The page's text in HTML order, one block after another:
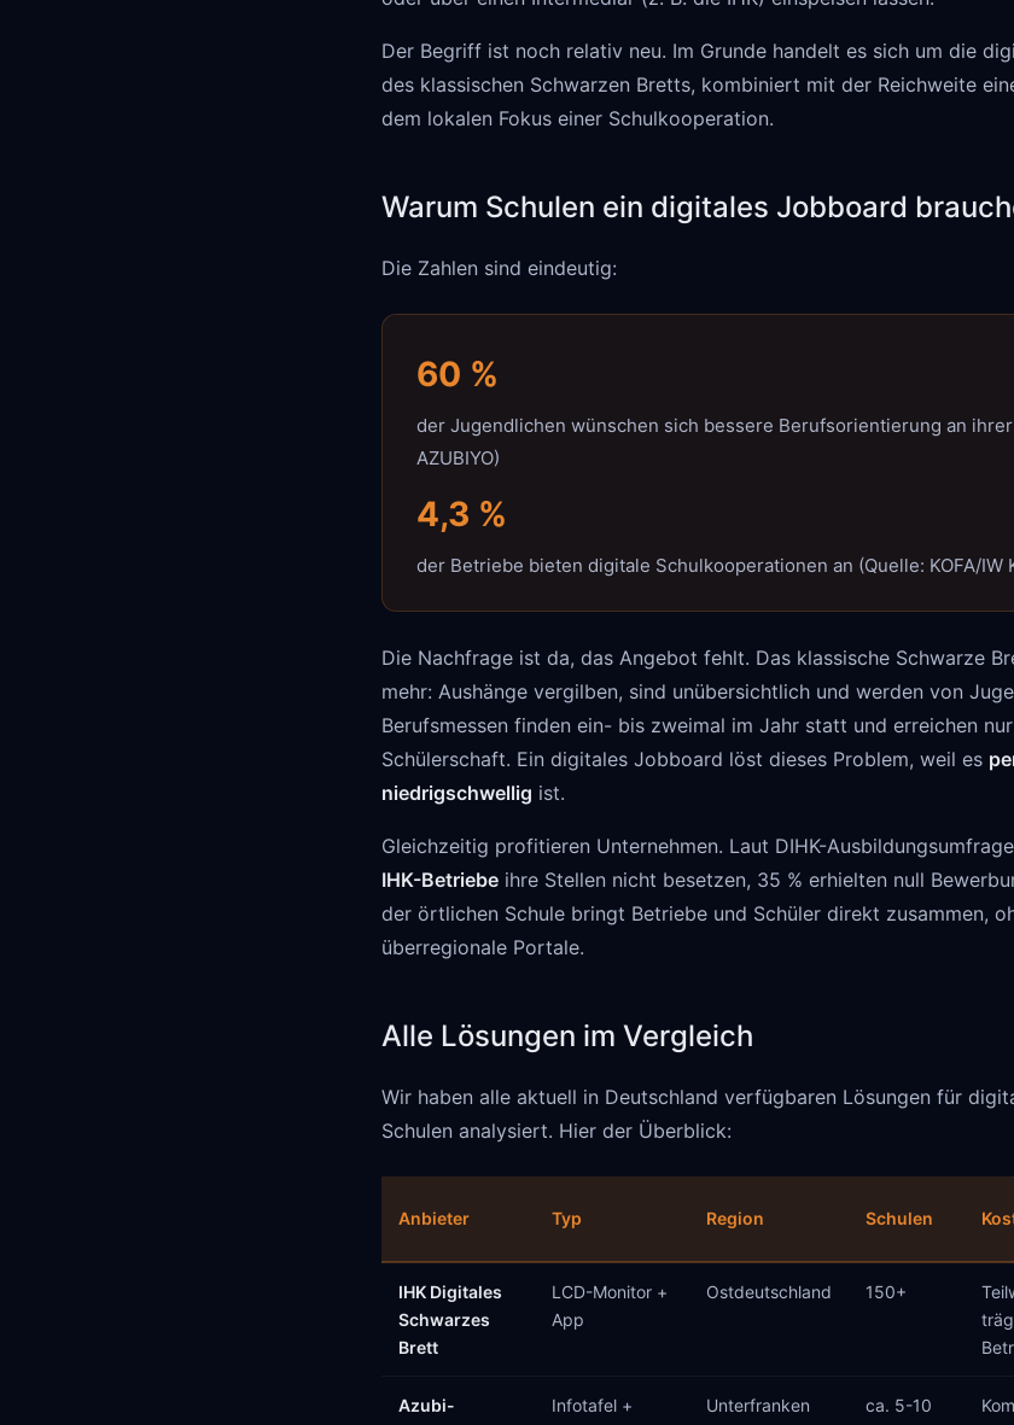
Der Begriff ist noch relativ neu. Im Grunde handelt es sich um die
des klassischen Schwarzen Bretts, kombiniert mit der Reichweite
dem lokalen Fokus einer Schulkooperation.
Warum Schulen ein digitales Jobboard
Die Zahlen sind eindeutig:
60 %
der Jugendlichen wünschen sich bessere Berufsorientierung an
AZUBIYO)
4,3 %
der Betriebe bieten digitale Schulkooperationen an (Quelle: KOFA/IW
Die Nachfrage ist da, das Angebot fehlt. Das klassische Schwarze
mehr: Aushänge vergilben, sind unübersichtlich und werden von
Berufsmessen finden ein- bis zweimal im Jahr statt und erreichen
Schülerschaft. Ein digitales Jobboard löst dieses Problem, weil es
niedrigschwellig ist.
Gleichzeitig profitieren Unternehmen. Laut DIHK-
IHK-Betriebe ihre Stellen nicht besetzen, 35 % erhielten null
der örtlichen Schule bringt Betriebe und Schüler direkt zusammen,
überregionale Portale.
Alle Lösungen im Vergleich
Wir haben alle aktuell in Deutschland verfügbaren Lösungen für
Schulen analysiert. Hier der Überblick:
Anbieter Typ Region Schulen
IHK Digitales
Schwarzes
Brett
LCD-Monitor +
App
Ostdeutschland 150+
Azubi-
Infotafel +
Unterfranken ca. 5-10